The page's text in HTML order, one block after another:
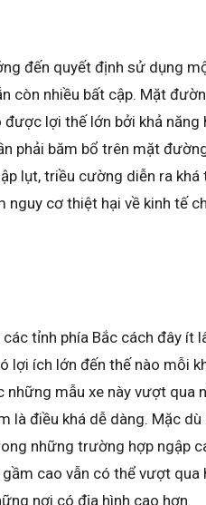
đến quyết định sử dụng
còn nhiều bất cập. Mặt
lợi thế lớn bởi khả năng
phải băm bổ trên mặt
lụt, triều cường diễn ra khá
nguy cơ thiệt hại về kinh tế
tỉnh phía Bắc cách đây ít
lợi ích lớn đến thế nào mỗi
mẫu xe này vượt qua
là điều khá dễ dàng. Mặc dù
những trường hợp ngập
cao vẫn có thể vượt qua
nơi có địa hình cao hơn.